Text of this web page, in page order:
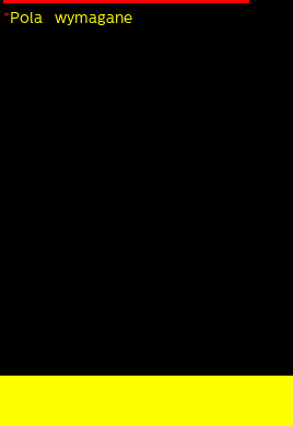
* Pola wymagane